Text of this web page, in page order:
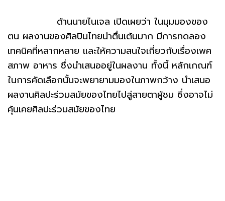
ด้านนายไนเจล เปิดเผยว่า ในมุมมองของ
ตน ผลงานของศิลปินไทยน่าตื่นเต้นมาก มีการทดลอง
เทคนิคที่หลากหลาย และให้ความสนใจเกี่ยวกับเรื่องเพศ
สภาพ อาหาร ซึ่งนำเสนออยู่ในผลงาน ทั้งนี้ หลักเกณฑ์
ในการคัดเลือกนั้นจะพยายามมองในภาพกว้าง นำเสนอ
ผลงานศิลปะร่วมสมัยของไทยไปสู่สายตาผู้ชม ซึ่งอาจไม่
คุ้นเคยศิลปะร่วมสมัยของไทย